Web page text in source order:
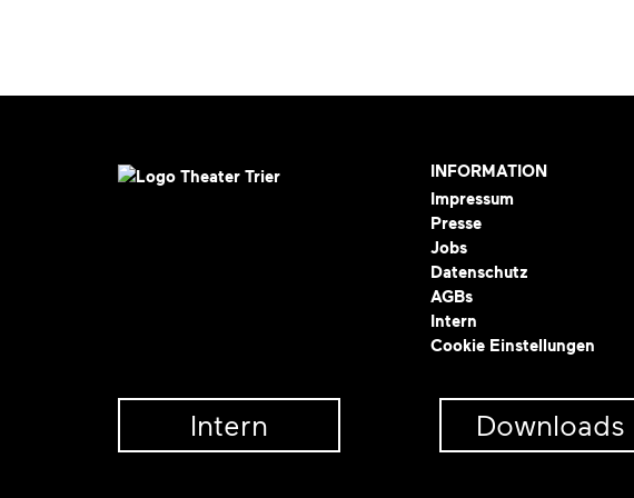
INFORMATION
Impressum
Presse
Jobs
Datenschutz
AGBs
Intern
Cookie Einstellungen
Intern Downloads